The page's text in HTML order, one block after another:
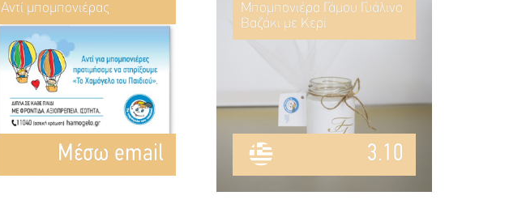
Αντί μπομπονιέρας
Mέσω email
Μπομπονιέρα Γάμου Γυάλινο
Βαζάκι με Κερί
3.10